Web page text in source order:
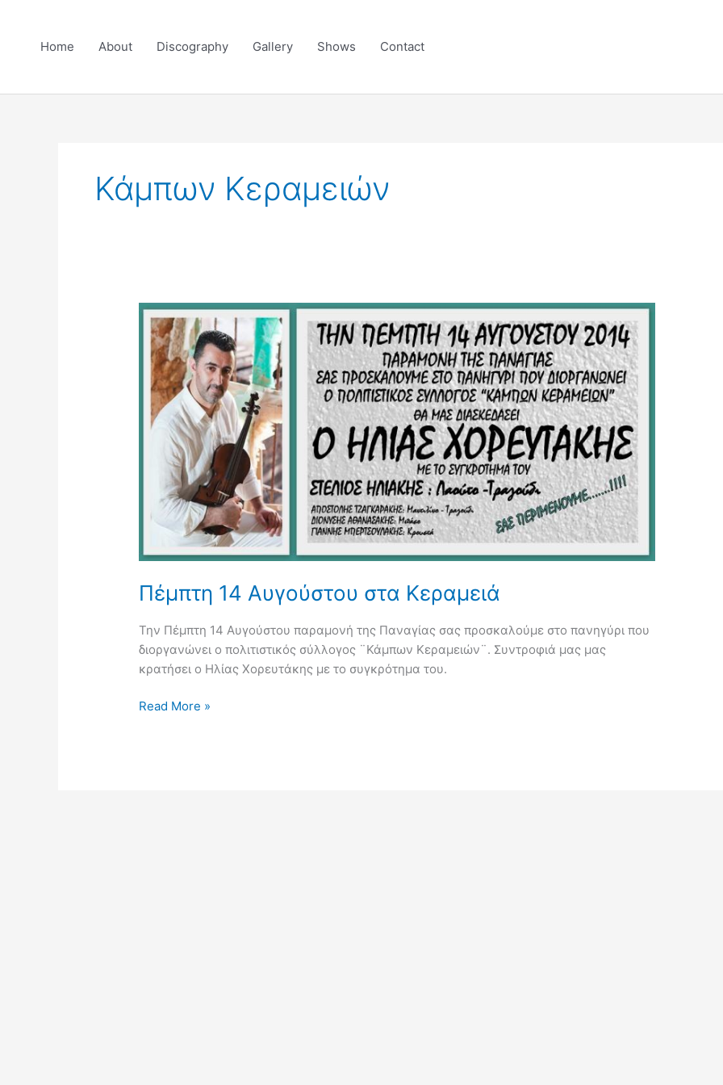
contentHome About Discography Gallery Shows Contact
Κάμπων Κεραμειών
Πέμπτη 14 Αυγούστου στα Κεραμειά
Την Πέμπτη 14 Αυγούστου παραμονή της Παναγίας σας προσκαλούμε στο πανηγύρι που
διοργανώνει ο πολιτιστικός σύλλογος ¨Κάμπων Κεραμειών¨. Συντροφιά μας μας
κρατήσει ο Ηλίας Χορευτάκης με το συγκρότημα του.
Πέμπτη
14
Αυγούστου
στα
Κεραμειά
Read More »